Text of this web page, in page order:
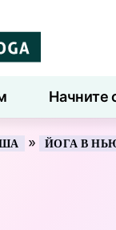
Начните
Блог
» ЙОГА В